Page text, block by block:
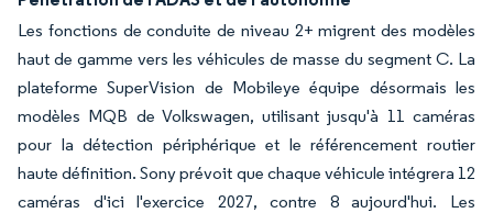
Les fonctions de conduite de niveau 2+ migrent des modèles
haut de gamme vers les véhicules de masse du segment C. La
plateforme SuperVision de Mobileye équipe désormais les
modèles MQB de Volkswagen, utilisant jusqu'à 11 caméras
pour la détection périphérique et le référencement routier
haute définition. Sony prévoit que chaque véhicule intégrera 12
caméras d'ici l'exercice 2027, contre 8 aujourd'hui. Les